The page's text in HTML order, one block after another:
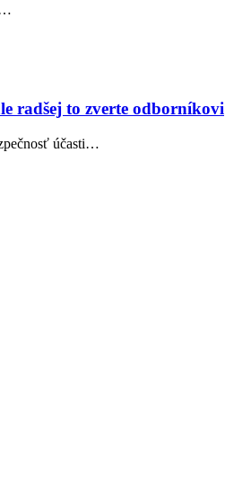
radšej to zverte odborníkovi
účasti…